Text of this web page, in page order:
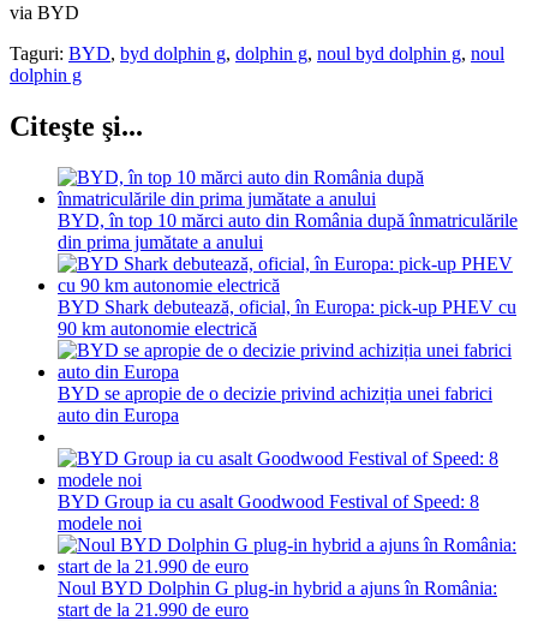
via BYD
Taguri: BYD, byd dolphin g, dolphin g, noul byd dolphin g, noul
dolphin g
Citeşte şi...
BYD, în top 10 mărci auto din România după înmatriculările
din prima jumătate a anului
BYD Shark debutează, oficial, în Europa: pick-up PHEV cu
90 km autonomie electrică
BYD se apropie de o decizie privind achiziția unei fabrici
auto din Europa
BYD Group ia cu asalt Goodwood Festival of Speed: 8
modele noi
Noul BYD Dolphin G plug-in hybrid a ajuns în România:
start de la 21.990 de euro